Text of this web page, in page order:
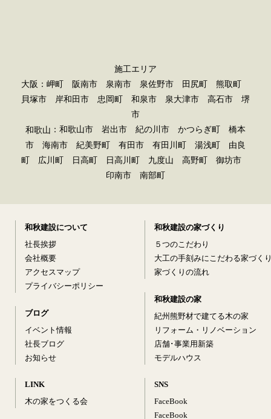
施工エリア
大阪：岬町 阪南市 泉南市 泉佐野市 田尻町 熊取町
貝塚市 岸和田市 忠岡町 和泉市 泉大津市 高石市 堺
市
和歌山 ：和歌山市 岩出市 紀の川市 かつらぎ町 橋本
市 海南市 紀美野町 有田市 有田川町 湯浅町 由良
町 広川町 日高町 日高川町 九度山 高野町 御坊市
印南市 南部町
和秋建設について
社長挨拶
会社概要
アクセスマップ
プライバシーポリシー
ブログ
イベント情報
社長ブログ
お知らせ
LINK
木の家をつくる会
和秋建設の家づくり
５つのこだわり
大工の手刻みにこだわる家づく
家づくりの流れ
和秋建設の家
紀州熊野材で建てる木の家
リフォーム・リノベーション
店舗･事業用新築
モデルハウス
SNS
FaceBook
FaceBook